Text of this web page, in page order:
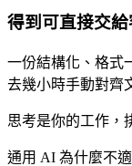
得到可直接交
一份結構化、格式
去幾小時手動對齊
思考是你的工作，
通用 AI 為什麼不